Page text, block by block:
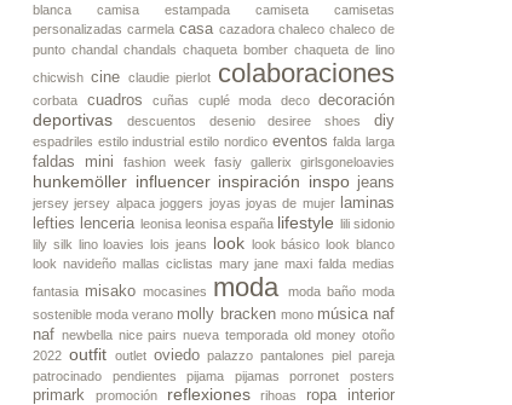
blanca
camisa estampada camiseta
camisetas
personalizadas carmela casa cazadora chaleco chaleco de
punto chandal chandals chaqueta bomber chaqueta de lino
chicwish cine claudie pierlot colaboraciones
corbata cuadros cuñas cuplé moda deco decoración
deportivas descuentos desenio desiree shoes diy
espadriles estilo industrial estilo nordico eventos falda larga
faldas mini fashion week fasiy gallerix girlsgoneloavies
hunkemöller influencer inspiración inspo jeans
jersey jersey alpaca joggers joyas joyas de mujer
laminas
lefties lenceria leonisa leonisa españa lifestyle lili sidonio
lily silk lino loavies lois jeans look look básico look blanco
look navideño mallas ciclistas mary jane maxi falda medias
fantasia misako mocasines moda moda baño moda
sostenible moda verano molly bracken mono música naf
naf newbella nice pairs nueva temporada old money otoño
2022 outfit outlet oviedo palazzo pantalones piel pareja
patrocinado
pendientes pijama pijamas porronet posters
primark promoción reflexiones rihoas ropa interior